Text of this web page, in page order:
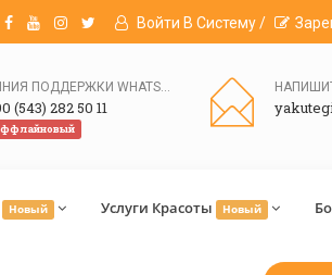
Войти В Систему /
ЛИНИЯ ПОДДЕРЖКИ WHATSAPP
(543) 282 50 11
Новый Услуги Красоты Новый